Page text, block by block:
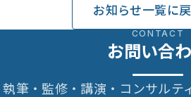
お知らせ一覧に
CONTACT
お問い合
執筆・監修・講演・コンサルテ